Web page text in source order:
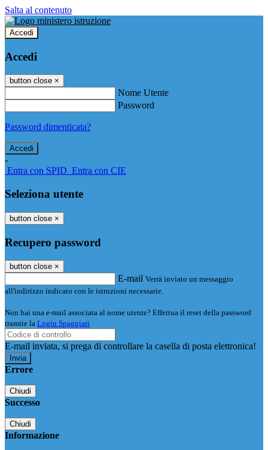
Salta al contenuto
Accedi
Accedi
button close ×
Nome Utente
Password
Password dimenticata?
-
Entra con SPID Entra con CIE
Seleziona utente
button close ×
Recupero password
button close ×
E-mail Verrà inviato un messaggio
all'indirizzo indicato con le istruzioni necessarie.
Non hai una e-mail associata al nome utente? Effettua il reset della password
tramite la Login Spaggiari
E-mail inviata, si prega di controllare la casella di posta elettronica!
Errore
Chiudi
Successo
Chiudi
Informazione